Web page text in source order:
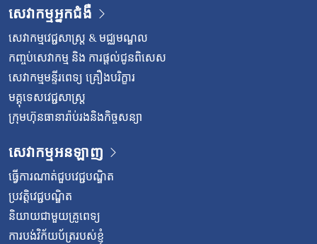
សេវាកម្មអ្នកជំងឺ
សេវាកម្មវេជ្ជសាស្រ្ត & មជ្ឈមណ្ឌល
កញ្ចប់សេវាកម្ម និង ការផ្តល់ជូនពិសេស
សេវាកម្មមន្ទីរពេទ្យ គ្រឿងបរិក្ខារ
មគ្គុទេសវេជ្ជសាស្ត្រ
ក្រុមហ៊ុនធានារ៉ាប់រងនិងកិច្ចសន្យា
សេវាកម្មអនឡាញ
ធ្វើការណាត់ជួបវេជ្ជបណ្ឌិត
ប្រវត្តិវេជ្ជបណ្ឌិត
និយាយជាមួយគ្រូពេទ្យ
ការបង់វិក័យប័ត្ររបស់ខ្ញុំ